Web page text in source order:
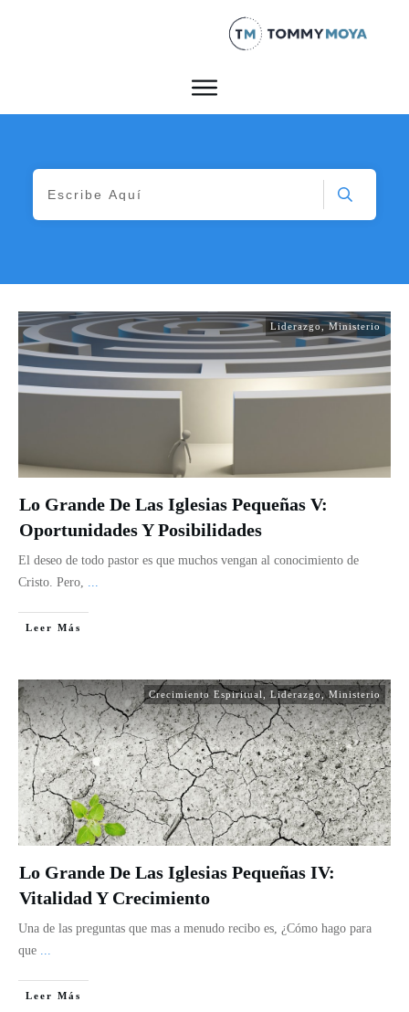
Liderazgo,Ministerio
Lo Grande De Las Iglesias Pequeñas V:
Oportunidades Y Posibilidades
El deseo de todo pastor es que muchos vengan al conocimiento de
Cristo. Pero,
Leer Más
Crecimiento Espiritual ,Liderazgo,Ministerio
Lo Grande De Las Iglesias Pequeñas IV:
Vitalidad Y Crecimiento
Una de las preguntas que mas a menudo recibo es, ¿Cómo hago para
que
Leer Más